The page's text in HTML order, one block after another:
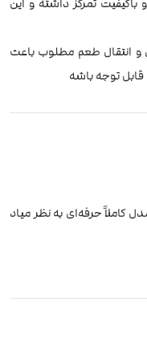
تمرکز داشته و این
انتقال طعم مطلوب باعث
توجه باشه
کاملاً حرفه‌ای به نظر میاد